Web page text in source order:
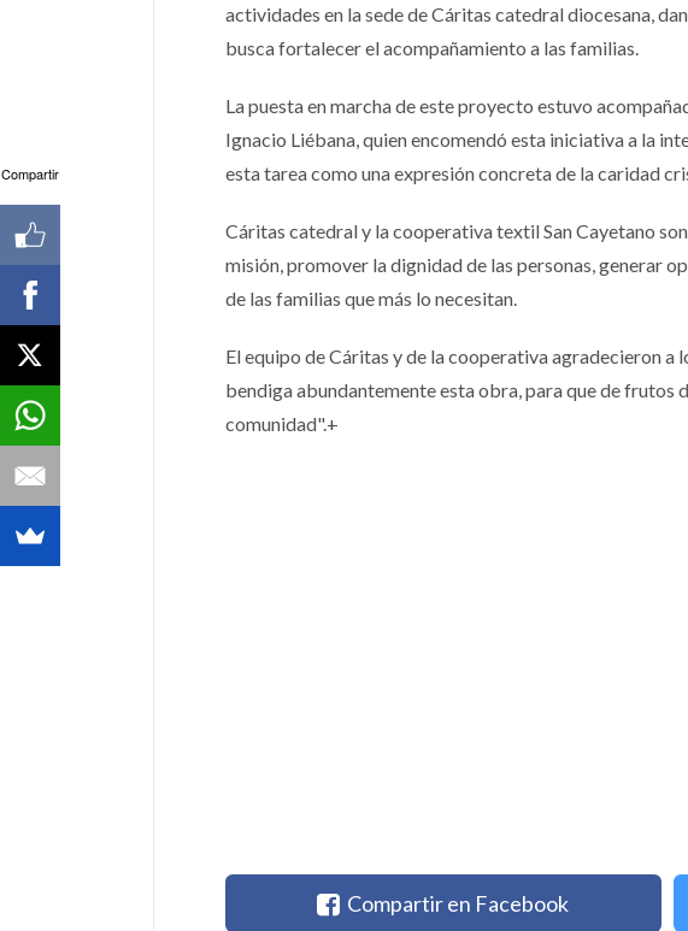
actividades en la sede de Cáritas catedral diocesana,
busca fortalecer el acompañamiento a las familias.
La puesta en marcha de este proyecto estuvo
Ignacio Liébana, quien encomendó esta iniciativa a la
esta tarea como una expresión concreta de la caridad
Cáritas catedral y la cooperativa textil San Cayetano
misión, promover la dignidad de las personas, generar
de las familias que más lo necesitan.
El equipo de Cáritas y de la cooperativa agradecieron a
bendiga abundantemente esta obra, para que de
comunidad".+
Compartir en Facebook
Compartir